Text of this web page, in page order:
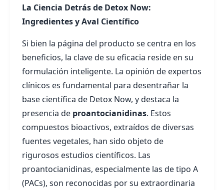
La Ciencia Detrás de Detox Now:
Ingredientes y Aval Científico
Si bien la página del producto se centra en los
beneficios, la clave de su eficacia reside en su
formulación inteligente. La opinión de expertos
clínicos es fundamental para desentrañar la
base científica de Detox Now, y destaca la
presencia de proantocianidinas. Estos
compuestos bioactivos, extraídos de diversas
fuentes vegetales, han sido objeto de
rigurosos estudios científicos. Las
proantocianidinas, especialmente las de tipo A
(PACs), son reconocidas por su extraordinaria